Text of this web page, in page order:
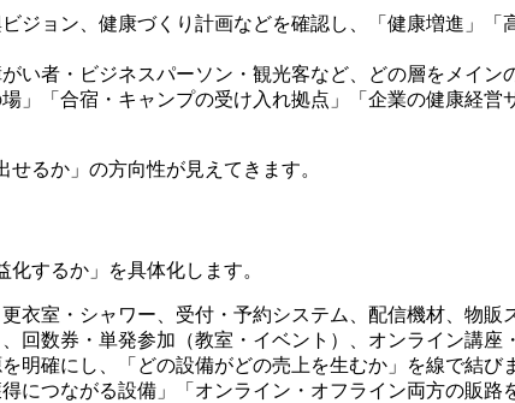
ジョン、健康づくり計画などを確認し、「健康増進」
い者・ビジネスパーソン・観光客など、どの層をメイン
」「合宿・キャンプの受け入れ拠点」「企業の健康経
るか」の方向性が見えてきます。
するか」を具体化します。
衣室・シャワー、受付・予約システム、配信機材、物販
回数券・単発参加（教室・イベント）、オンライン講
明確にし、「どの設備がどの売上を生むか」を線で結び
につながる設備」「オンライン・オフライン両方の販